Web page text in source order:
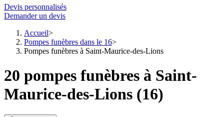
Devis personnalisés
Demander un devis
Accueil
Pompes funèbres dans le 16
Pompes funèbres à Saint-Maurice-des-Lions
20 pompes funèbres à Saint-
Maurice-des-Lions (16)